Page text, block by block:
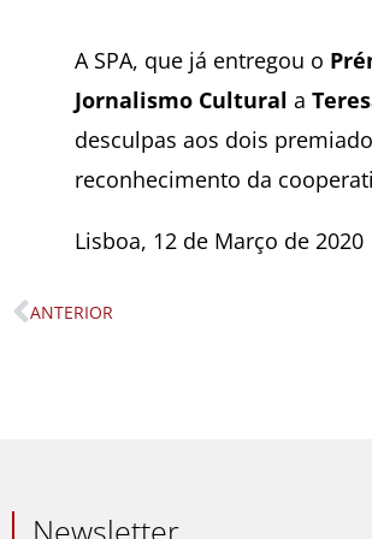
A SPA, que já entregou o
Jornalismo Cultural a
desculpas aos dois
reconhecimento da
Lisboa, 12 de Março de 2020
Prev
ANTERIOR
Newsletter